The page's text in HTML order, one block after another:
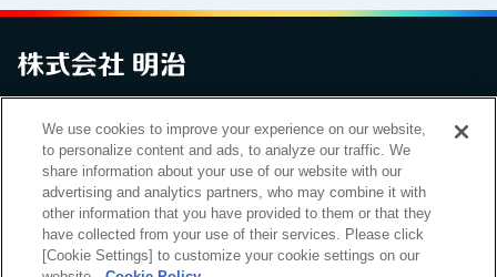
お問い合わせ サイトマップ 個人情報保護について
電子公告
アクセシビリティへの対応方針ご利用規約明治グループのDX
Cookie Settings
明治ホールディングス株式会社 （ EN ｜簡体 ）
We use cookies to improve your experience on our website,
to personalize content and ads, to analyze our traffic. We
share information about your use of our website with our
advertising and analytics partners, who may combine it with
other information that you have provided to them or that they
have collected from your use of their services. Please click
[Cookie Settings] to customize your cookie settings on our